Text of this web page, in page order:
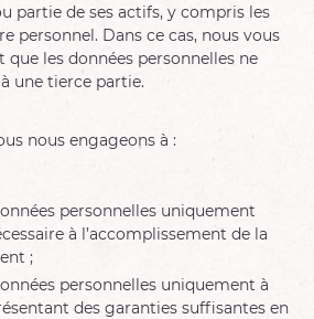
partie de ses actifs, y compris les
personnel. Dans ce cas, nous vous
que les données personnelles ne
une tierce partie.
nous engageons à :
personnelles uniquement
à l’accomplissement de la
;
personnelles uniquement à
des garanties suffisantes en